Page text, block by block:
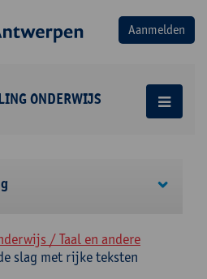
ONDERWIJS
/ Taal en andere
slag met rijke teksten